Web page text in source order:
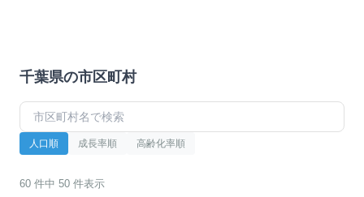
千葉県の市区町村
人口順 成長率順 高齢化率順
60 件中 50 件表示